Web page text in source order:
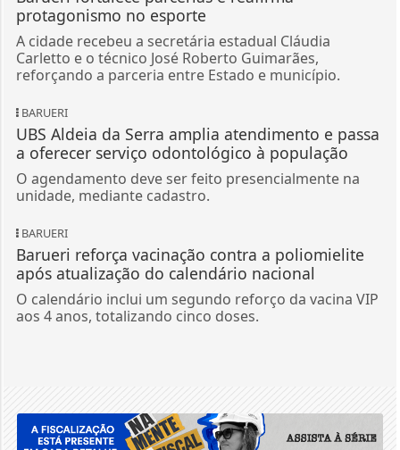
protagonismo no esporte
A cidade recebeu a secretária estadual Cláudia
Carletto e o técnico José Roberto Guimarães,
reforçando a parceria entre Estado e município.
BARUERI
UBS Aldeia da Serra amplia atendimento e passa
a oferecer serviço odontológico à população
O agendamento deve ser feito presencialmente na
unidade, mediante cadastro.
BARUERI
Barueri reforça vacinação contra a poliomielite
após atualização do calendário nacional
O calendário inclui um segundo reforço da vacina VIP
aos 4 anos, totalizando cinco doses.